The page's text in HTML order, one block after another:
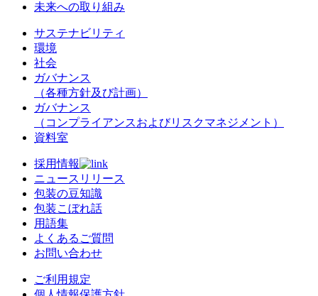
未来への取り組み
サステナビリティ
環境
社会
ガバナンス
（各種方針及び計画）
ガバナンス
（コンプライアンスおよびリスクマネジメント）
資料室
採用情報
ニュースリリース
包装の豆知識
包装こぼれ話
用語集
よくあるご質問
お問い合わせ
ご利用規定